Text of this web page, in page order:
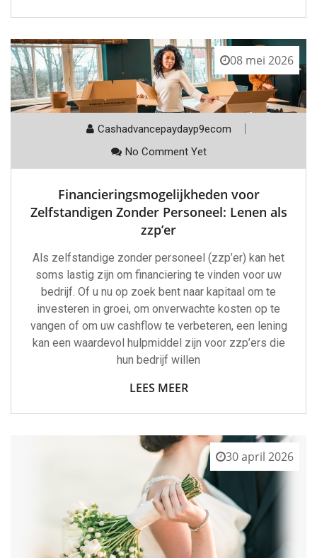
08 mei 2026
Cashadvancepaydayp9ecom
No Comment Yet
Financieringsmogelijkheden voor
Zelfstandigen Zonder Personeel: Lenen als
zzp’er
Als zelfstandige zonder personeel (zzp’er) kan het
soms lastig zijn om financiering te vinden voor uw
bedrijf. Of u nu op zoek bent naar kapitaal om te
investeren in groei, om onverwachte kosten op te
vangen of om uw cashflow te verbeteren, een lening
kan een waardevol hulpmiddel zijn voor zzp’ers die
hun bedrijf willen
LEES MEER
30 april 2026